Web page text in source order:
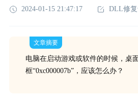
2024-01-15 21:47:17 DLL修
文章摘要
电脑在启动游戏或软件的时候，桌
框“0xc000007b”，应该怎么办？